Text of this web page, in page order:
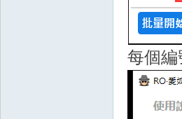
每個編